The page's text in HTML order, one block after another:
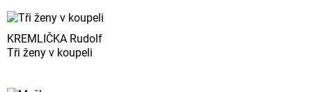
KREMLIČKA Rudolf
Tři ženy v koupeli